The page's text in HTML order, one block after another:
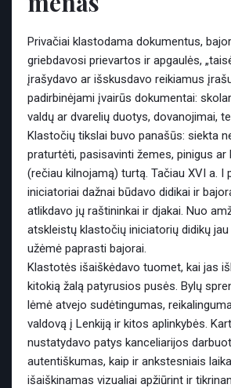
Privačiai klastodama dokumentus,
griebdavosi prievartos ir apgaulės,
įrašydavo ar išskusdavo reikiamus
padirbinėjami įvairūs dokumentai:
valdų ar dvarelių duotys, dovanojimai,
Klastočių tikslai buvo panašūs: siekta
praturtėti, pasisavinti žemes, pinigus ar
(rečiau kilnojamą) turtą. Tačiau XVI a. I
iniciatoriai dažnai būdavo didikai ir
atlikdavo jų raštininkai ir djakai. Nuo
atskleistų klastočių iniciatorių didikų
užėmė paprasti bajorai.
Klastotės išaiškėdavo tuomet, kai jas
kitokią žalą patyrusios pusės. Bylų
lėmė atvejo sudėtingumas,
valdovą į Lenkiją ir kitos aplinkybės.
nustatydavo patys kanceliarijos
autentiškumas, kaip ir ankstesniais
išaiškinamas vizualiai apžiūrint ir